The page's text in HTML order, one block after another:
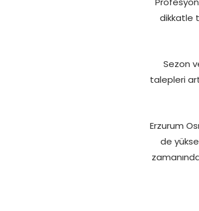
dikkatle
Sezon
talepleri
Erzurum
de